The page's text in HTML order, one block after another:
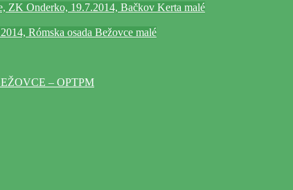
ZK Onderko, 19.7.2014, Bačkov Kerta malé
Rómska osada Bežovce malé
– OPTPM